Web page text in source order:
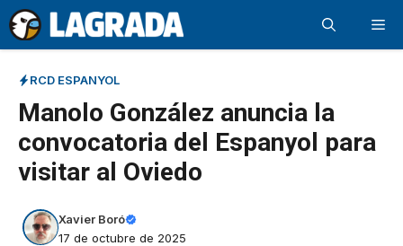
Saltar
al
contenido
RCD ESPANYOL
Manolo González anuncia la
convocatoria del Espanyol para
visitar al Oviedo
Xavier Boró
17 de octubre de 2025